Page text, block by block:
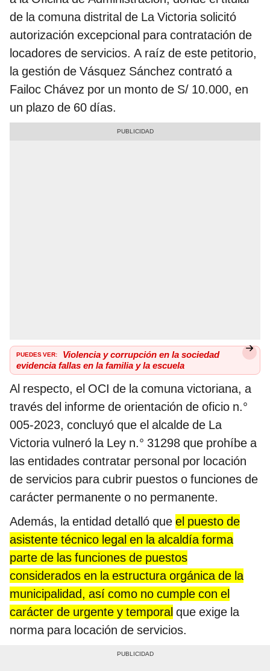
de la comuna distrital de La Victoria solicitó
autorización excepcional para contratación de
locadores de servicios. A raíz de este petitorio,
la gestión de Vásquez Sánchez contrató a
Failoc Chávez por un monto de S/ 10.000, en
un plazo de 60 días.
PUEDES VER:
Violencia y corrupción en la sociedad
evidencia fallas en la familia y la escuela
Al respecto, el OCI de la comuna victoriana, a
través del informe de orientación de oficio n.°
005-2023, concluyó que el alcalde de La
Victoria vulneró la Ley n.° 31298 que prohíbe a
las entidades contratar personal por locación
de servicios para cubrir puestos o funciones de
carácter permanente o no permanente.
Además, la entidad detalló que el puesto de
asistente técnico legal en la alcaldía forma
parte de las funciones de puestos
considerados en la estructura orgánica de la
municipalidad, así como no cumple con el
carácter de urgente y temporal que exige la
norma para locación de servicios.